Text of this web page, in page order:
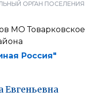
ОРГАН ПОСЕЛЕНИЯ
МО Товарковское
Россия"
Евгеньевна